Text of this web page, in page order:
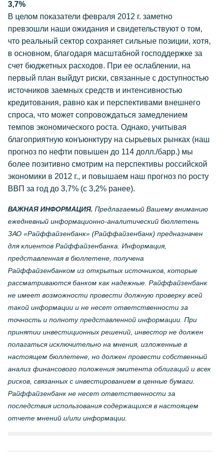
3,7%
В целом показатели февраля 2012 г. заметно
превзошли наши ожидания и свидетельствуют о том,
что реальный сектор сохраняет сильные позиции, хотя,
в основном, благодаря масштабной господдержке за
счет бюджетных расходов. При ее ослаблении, на
первый план выйдут риски, связанные с доступностью
источников заемных средств и интенсивностью
кредитования, равно как и перспективами внешнего
спроса, что может сопровождаться замедлением
темпов экономического роста. Однако, учитывая
благоприятную конъюнктуру на сырьевых рынках (наш
прогноз по нефти повышен до 114 долл./барр.) мы
более позитивно смотрим на перспективы российской
экономики в 2012 г., и повышаем наш прогноз по росту
ВВП за год до 3,7% (с 3,2% ранее).
ВАЖНАЯ ИНФОРМАЦИЯ. Предлагаемый Вашему вниманию
ежедневный информационно-аналитический бюллетень
ЗАО «Райффайзенбанк» (Райффайзенбанк) предназначен
для клиентов Райффайзенбанка. Информация,
представленная в бюллетене, получена
Райффайзенбанком из открытых источников, которые
рассматриваются банком как надежные. Райффайзенбанк
не имеет возможности провести должную проверку всей
такой информации и не несет ответственности за
точность и полноту представленной информации. При
принятии инвестиционных решений, инвестор не должен
полагаться исключительно на мнения, изложенные в
настоящем бюллетене, но должен провести собственный
анализ финансового положения эмитента облигаций и всех
рисков, связанных с инвестированием в ценные бумаги.
Райффайзенбанк не несет ответственности за
последствия использования содержащихся в настоящем
отчете мнений и/или информации.